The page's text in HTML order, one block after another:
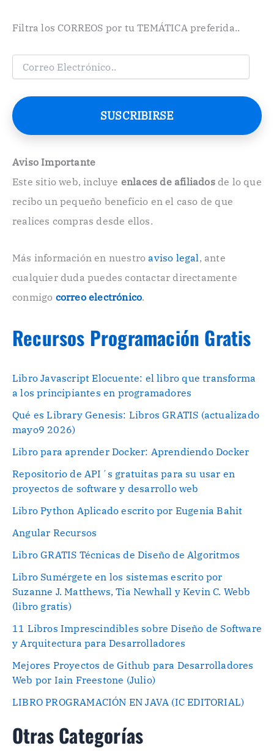
Filtra los CORREOS por tu TEMÁTICA preferida..
C
e
o
e
t
ó
n
o
.
SUSCRIBIRSE
Aviso Importante
Este sitio web, incluye enlaces de afiliadosde lo que
recibo un pequeño beneficio en el caso de que
realices compras desde ellos.
Más información en nuestroaviso legal, ante
cualquier duda puedes contactar directamente
conmigo correo electrónico.
Recursos Programación Gratis
Libro Javascript Elocuente: el libro que transforma
a los principiantes en programadores
Qué es Library Genesis: Libros GRATIS (actualizado
mayo9 2026)
Libro para aprender Docker: Aprendiendo Docker
Repositorio de API´s gratuitas para su usar en
proyectos de software y desarrollo web
Libro Python Aplicado escrito por Eugenia Bahit
Angular Recursos
Libro GRATIS Técnicas de Diseño de Algoritmos
Libro Sumérgete en los sistemas escrito por
Suzanne J. Matthews, Tia Newhall y Kevin C. Webb
(libro gratis)
11 Libros Imprescindibles sobre Diseño de Software
y Arquitectura para Desarrolladores
Mejores Proyectos de Github para Desarrolladores
Web por Iain Freestone (Julio)
LIBRO PROGRAMACIÓN EN JAVA (IC EDITORIAL)
Otras Categorías